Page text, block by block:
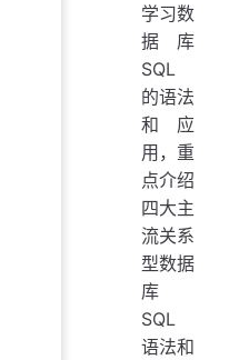
学习数
据库
SQL
的语法
和应
用，重
点介绍
四大主
流关系
型数据
库
SQL
语法和